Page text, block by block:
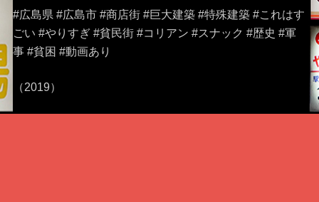
#広島県 #広島市 #商店街 #巨大建築 #特殊建築 #これはす
ごい #やりすぎ #貧民街 #コリアン #スナック #歴史 #軍
事 #貧困 #動画あり
（2019）